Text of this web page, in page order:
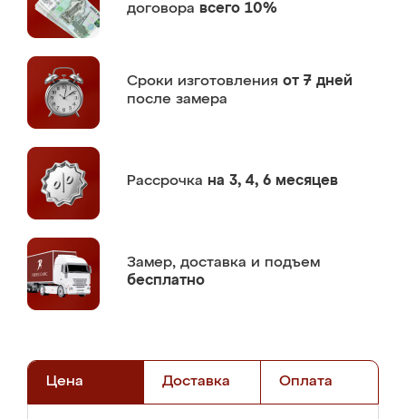
договора всего 10%
Сроки изготовления от 7 дней
после замера
Рассрочка на 3, 4, 6 месяцев
Замер, доставка и подъем
бесплатно
Цена Доставка Оплата